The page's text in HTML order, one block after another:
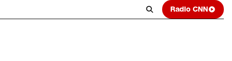
Radio CNN